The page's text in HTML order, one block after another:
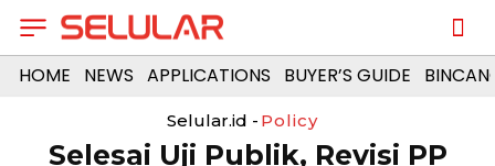
HOME NEWS APPLICATIONS BUYER’S GUIDE
Selular.id - Policy
Selesai Uji Publik, Revisi PP